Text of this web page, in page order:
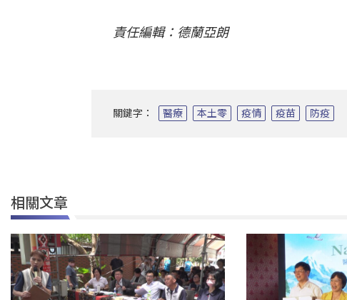
責任編輯：德蘭亞朗
關鍵字： 醫療 本土零 疫情 疫苗 防疫
相關文章